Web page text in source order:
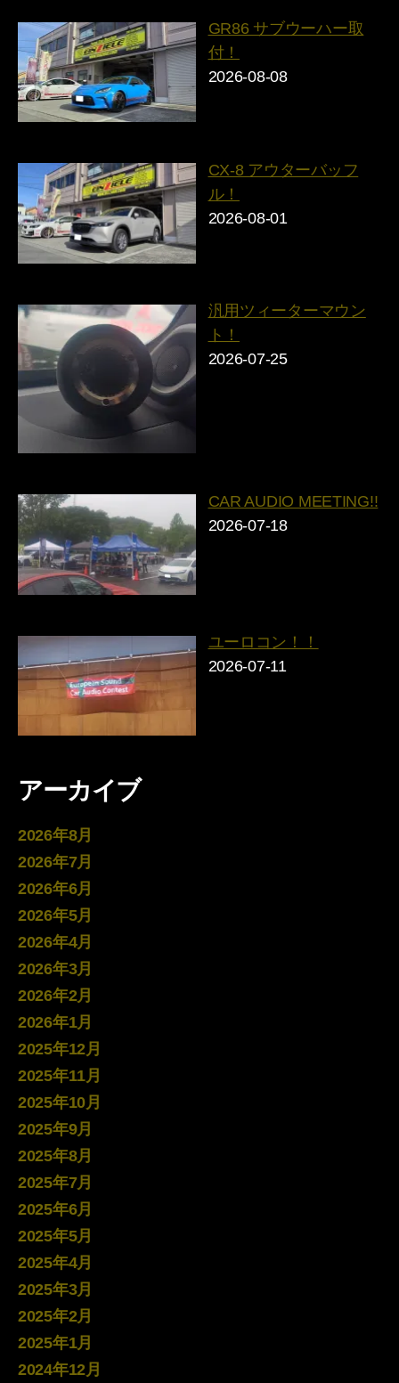
GR86 サブウーハー取
付！
2026-08-08
CX-8 アウターバッフ
ル！
2026-08-01
汎用ツィーターマウン
ト！
2026-07-25
CAR AUDIO MEETING!!
2026-07-18
ユーロコン！！
2026-07-11
アーカイブ
2026年8月
2026年7月
2026年6月
2026年5月
2026年4月
2026年3月
2026年2月
2026年1月
2025年12月
2025年11月
2025年10月
2025年9月
2025年8月
2025年7月
2025年6月
2025年5月
2025年4月
2025年3月
2025年2月
2025年1月
2024年12月